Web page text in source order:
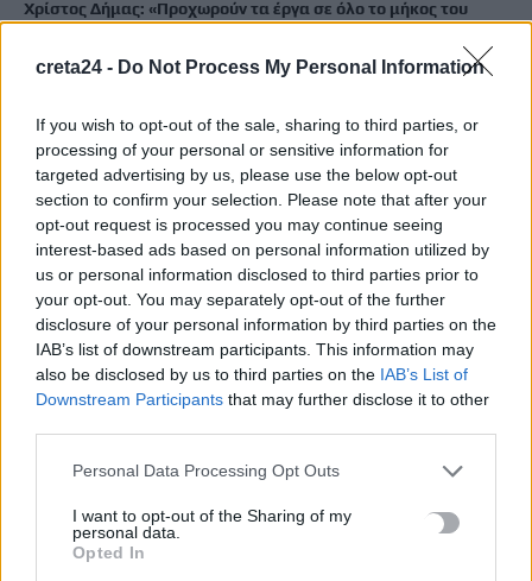
creta24 - Do Not Process My Personal Information
If you wish to opt-out of the sale, sharing to third parties, or
processing of your personal or sensitive information for
targeted advertising by us, please use the below opt-out
section to confirm your selection. Please note that after your
opt-out request is processed you may continue seeing
interest-based ads based on personal information utilized by
us or personal information disclosed to third parties prior to
your opt-out. You may separately opt-out of the further
disclosure of your personal information by third parties on the
IAB’s list of downstream participants. This information may
also be disclosed by us to third parties on the IAB’s List of
Downstream Participants that may further disclose it to other
Personal Data Processing Opt Outs
I want to opt-out of the Sharing of my
personal data.
Opted In
Χρίστος Δήμας: «Προχωρούν τα έργα σε όλο το μήκος του
6 Αυγούστου, 2026
Λιμάνι Ηρακλείου: Έμπλεξε ο κάβος στην προπέλα του
πλοίου – Περιπέτεια για 704 επιβάτες
6 Αυγούστου, 2026
Ντύθηκε «Χάρος» και ανέβηκε στην οροφή νοσοκομείου
6 Αυγούστου, 2026
TRENDING